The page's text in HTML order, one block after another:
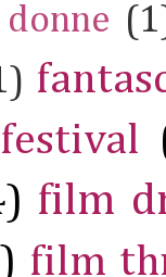
donne
festival
film
film